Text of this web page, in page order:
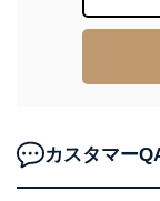
用・提供・
東京都渋谷
株式会社富
代表取締役
カスタマー